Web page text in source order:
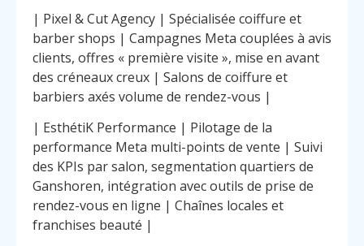
| Pixel & Cut Agency | Spécialisée coiffure et
barber shops | Campagnes Meta couplées à avis
clients, offres « première visite », mise en avant
des créneaux creux | Salons de coiffure et
barbiers axés volume de rendez-vous |
| EsthétiK Performance | Pilotage de la
performance Meta multi-points de vente | Suivi
des KPIs par salon, segmentation quartiers de
Ganshoren, intégration avec outils de prise de
rendez-vous en ligne | Chaînes locales et
franchises beauté |